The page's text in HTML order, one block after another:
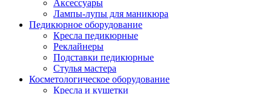
Аксессуары
Лампы-лупы для маникюра
Педикюрное оборудование
Кресла педикюрные
Реклайнеры
Подставки педикюрные
Стулья мастера
Косметологическое оборудование
Кресла и кушетки